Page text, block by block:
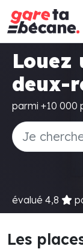
Louez
deux-
parmi +10 000
évalué 4,8
Les